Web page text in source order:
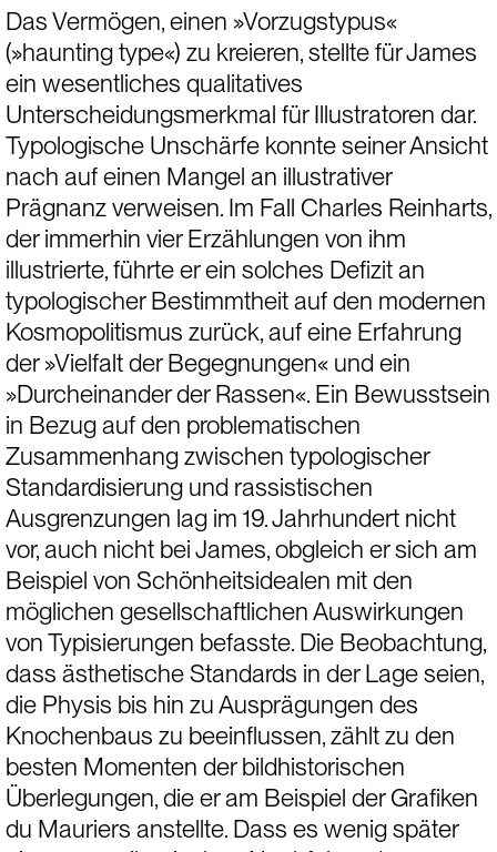
Das Vermögen, einen »Vorzugstypus«
(»haunting type«) zu kreieren, stellte für James
ein wesentliches qualitatives
Unterscheidungsmerkmal für Illustratoren dar.
Typologische Unschärfe konnte seiner Ansicht
nach auf einen Mangel an illustrativer
Prägnanz verweisen. Im Fall Charles Reinharts,
der immerhin vier Erzählungen von ihm
illustrierte, führte er ein solches Defizit an
typologischer Bestimmtheit auf den modernen
Kosmopolitismus zurück, auf eine Erfahrung
der »Vielfalt der Begegnungen« und ein
»Durcheinander der Rassen«. Ein Bewusstsein
in Bezug auf den problematischen
Zusammenhang zwischen typologischer
Standardisierung und rassistischen
Ausgrenzungen lag im 19. Jahrhundert nicht
vor, auch nicht bei James, obgleich er sich am
Beispiel von Schönheitsidealen mit den
möglichen gesellschaftlichen Auswirkungen
von Typisierungen befasste. Die Beobachtung,
dass ästhetische Standards in der Lage seien,
die Physis bis hin zu Ausprägungen des
Knochenbaus zu beeinflussen, zählt zu den
besten Momenten der bildhistorischen
Überlegungen, die er am Beispiel der Grafiken
du Mauriers anstellte. Dass es wenig später